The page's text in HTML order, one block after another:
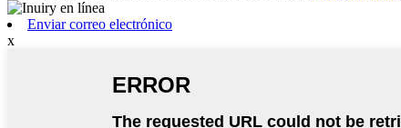
Enviar correo electrónico
x